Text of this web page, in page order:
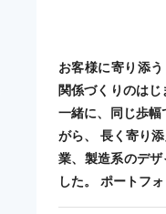
お客様に寄り添
関係づくりのはじ
一緒に、同じ歩
がら、 長く寄り
業、製造系のデ
した。 ポートフ